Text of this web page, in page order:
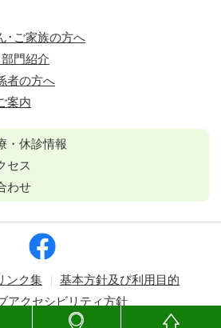
･ご家族の方へ
門紹介
者の方へ
案内
・休診情報
セス
わせ
ンク集
基本方針及び利用目的
アクセシビリティ方針
Central Hospital. All rights reserved.